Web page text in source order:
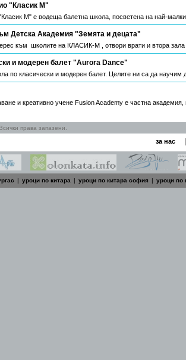
"Класик М"
М" е водеща балетна школа, посветена на най-
Детска Академия "Земята и децата"
към школите на КЛАСИК-М , отвори врати и втора зала
и модерен балет "Aurora Dance"
по класически и модерен балет. Целите ни са да научим
и креативно учене Fusion Academy е частна
права запазени.
за нас |
| уроци по китара | уроци по китара софия | уроци по